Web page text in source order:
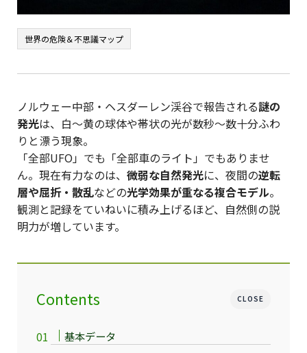
世界の危険＆不思議マップ
ノルウェー中部・ヘスダーレン渓谷で報告される謎の
発光は、白〜黄の球体や帯状の光が数秒〜数十分ふわ
りと漂う現象。
「全部UFO」でも「全部車のライト」でもありませ
ん。現在有力なのは、 微弱な自然発光に、夜間の逆転
層や屈折・散乱などの光学効果が重なる複合モデル。
観測と記録をていねいに積み上げるほど、自然側の説
明力が増しています。
CLOSE
Contents
基本データ